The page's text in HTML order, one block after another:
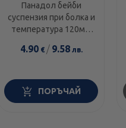
Панадол бейби
суспензия при болка и
температура 120мг/
4.90€ / 9.58лв.
ПОРЪЧАЙ